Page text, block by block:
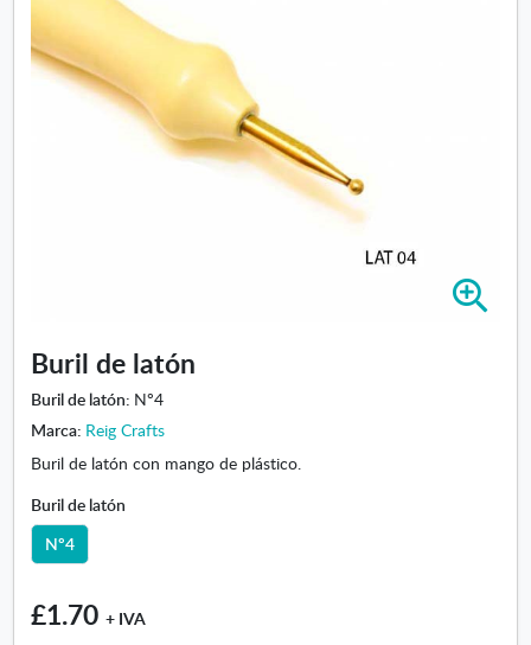
Buril de latón
Buril de latón: Nº4
Marca: Reig Crafts
Buril de latón con mango de plástico.
Buril de latón
Nº4
£1.70 + IVA